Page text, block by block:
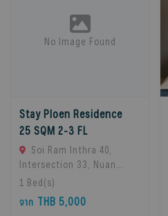
No Image Found
Stay Ploen Residence
25 SQM 2-3 FL
Soi Ram Inthra 40,
Intersection 33, Nuan
Chan Subdistrict, Bueng
Kum District, Bangkok
10230, Thailand., Bangkok,
1 Bed(s)
จาก THB 5,000